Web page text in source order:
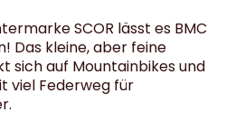
SCOR lässt es BMC
Das kleine, aber feine
sich auf Mountainbikes und
viel Federweg für